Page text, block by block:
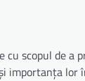
scopul de a
importanța lor